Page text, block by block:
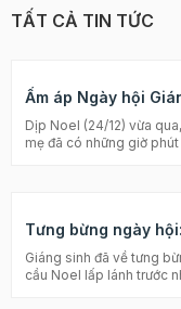
TẤT CẢ TIN TỨC
Ấm áp Ngày hội
Dịp Noel (24/12) vừa
mẹ đã có những giờ
Chiếc bánh nhà gừng
ảnh Trong suốt 3 tiếng
nghiệm vô vàn các hoạt
Tưng bừng ngày
Giáng sinh đã về tưng
cầu Noel lấp lánh trước